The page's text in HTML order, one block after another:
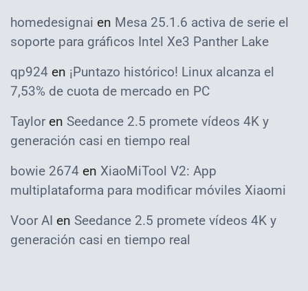
homedesignai en Mesa 25.1.6 activa de serie el
soporte para gráficos Intel Xe3 Panther Lake
qp924 en ¡Puntazo histórico! Linux alcanza el
7,53% de cuota de mercado en PC
Taylor en Seedance 2.5 promete vídeos 4K y
generación casi en tiempo real
bowie 2674 en XiaoMiTool V2: App
multiplataforma para modificar móviles Xiaomi
Voor AI en Seedance 2.5 promete vídeos 4K y
generación casi en tiempo real